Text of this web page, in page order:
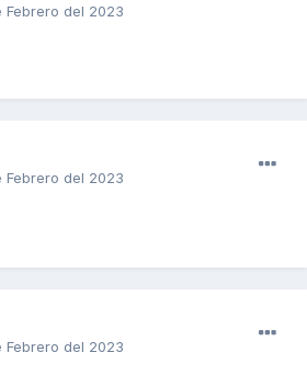
Febrero del 2023
Febrero del 2023
Febrero del 2023